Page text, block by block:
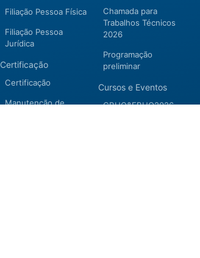
Filiação Pessoa Física
Filiação Pessoa
Jurídica
Certificação
Certificação
Manutenção de
Chamada para
Trabalhos Técnicos
2026
Programação
preliminar
Cursos e Eventos
CBHO&EBHO2026